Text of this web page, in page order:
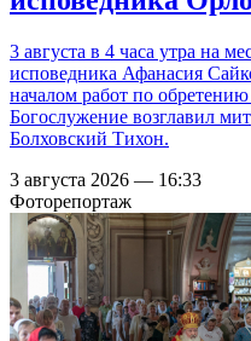
3 августа в 4 часа утра на
исповедника Афанасия
началом работ по
Богослужение возглавил
Болховский Тихон.
3 августа 2026 — 16:33
Фоторепортаж